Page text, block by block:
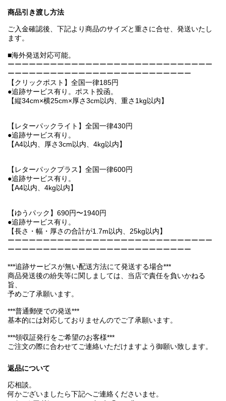
商品引き渡し方法
ご入金確認後、下記より商品のサイズと重さに合せ、発送いたし
ます。
■海外発送対応可能。
ーーーーーーーーーーーーーーーーーーーーーーーーーーーーー
ーーーーーーーーーーーーーーーーーーーーーーーーーー
【クリックポスト】全国一律185円
●追跡サービス有り。ポスト投函。
【縦34cm×横25cm×厚さ3cm以内、重さ1kg以内】
【レターパックライト】全国一律430円
●追跡サービス有り。
【A4以内、厚さ3cm以内、4kg以内】
【レターパックプラス】全国一律600円
●追跡サービス有り。
【A4以内、4kg以内】
【ゆうパック】690円〜1940円
●追跡サービス有り。
【長さ・幅・厚さの合計が1.7m以内、25kg以内】
ーーーーーーーーーーーーーーーーーーーーーーーーーーーーー
ーーーーーーーーーーーーーーーーーーーーーーーーーー
***追跡サービスが無い配送方法にて発送する場合***
商品発送後の紛失等に関しましては、当店で責任を負いかねる
旨、
予めご了承願います。
***普通郵便での発送***
基本的には対応しておりませんのでご了承願います。
***領収証発行をご希望のお客様***
ご注文の際に合わせてご連絡いただけますよう御願い致します。
返品について
応相談。
何かございましたら下記へご連絡くださいませ。